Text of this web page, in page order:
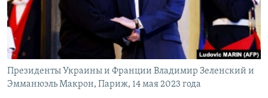
ПОБЕДИТЕЛЕЙ НЕ СУДЯТ?
КРЫМ.НЕПОКОРЕННЫЙ
ELIFBE
УКРАИНСКАЯ ПРОБЛЕМА КРЫМА
ПРИСОЕДИНЯЙТЕСЬ!
Все сайты RFE/RL
Президенты Украины и Франции Владимир Зеленский и
Эмманюэль Макрон, Париж, 14 мая 2023 года